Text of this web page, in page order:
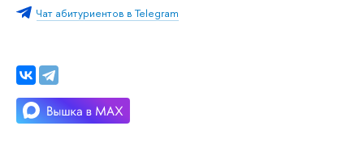
Чат абитуриентов в Telegram